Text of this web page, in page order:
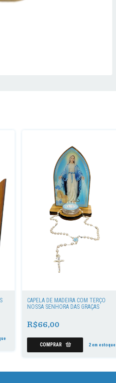
CAPELA DE MADEIRA COM TERÇO
NOSSA SENHORA DAS GRAÇAS
R$66,00
2 em estoque